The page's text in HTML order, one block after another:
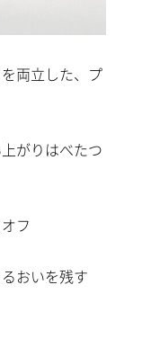
両立した、プ
がりはべたつ
フ
おいを残す